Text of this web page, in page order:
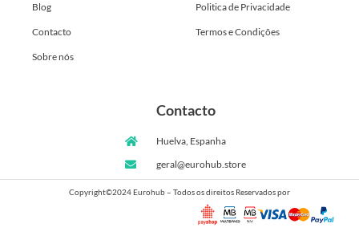
Blog
Contacto
Sobre nós
Politica de Privacidade
Termos e Condições
Contacto
Huelva, Espanha
geral@eurohub.store
Copyright©2024 Eurohub – Todos os direitos Reservados por